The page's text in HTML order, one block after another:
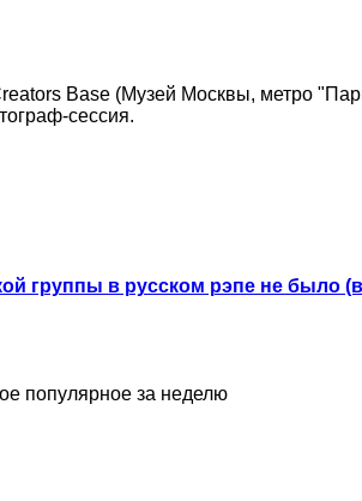
Base (Музей Москвы, метро
сессия.
группы в русском рэпе не было
популярное за неделю